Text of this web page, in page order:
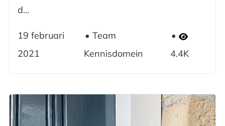
d...
19 februari
2021
Team
Kennisdomein
4.4K